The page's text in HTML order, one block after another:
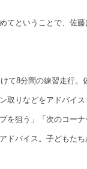
てということで、佐
て8分間の練習走行。
取りなどをアドバイ
を狙う」「次のコー
ドバイス。子どもた